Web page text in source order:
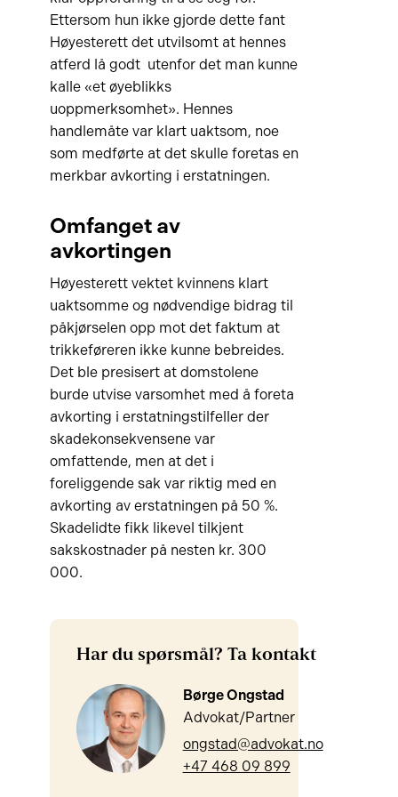
Ettersom hun ikke gjorde dette fant
Høyesterett det utvilsomt at hennes
atferd lå godt utenfor det man kunne
kalle «et øyeblikks
uoppmerksomhet». Hennes
handlemåte var klart uaktsom, noe
som medførte at det skulle foretas en
merkbar avkorting i erstatningen.
Omfanget av
avkortingen
Høyesterett vektet kvinnens klart
uaktsomme og nødvendige bidrag til
påkjørselen opp mot det faktum at
trikkeføreren ikke kunne bebreides.
Det ble presisert at domstolene
burde utvise varsomhet med å foreta
avkorting i erstatningstilfeller der
skadekonsekvensene var
omfattende, men at det i
foreliggende sak var riktig med en
avkorting av erstatningen på 50 %.
Skadelidte fikk likevel tilkjent
sakskostnader på nesten kr. 300
000.
Har du spørsmål? Ta kontakt
Børge Ongstad
Advokat/Partner
ongstad@advokat.no
+47 468 09 899